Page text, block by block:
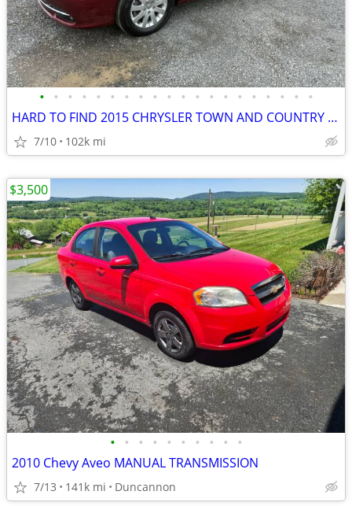
• • • • • • • • • • • • • • • • • • • •
HARD TO FIND 2015 CHRYSLER TOWN AND COUNTRY HANDICAP VAN
7/10 102k mi
• • • • • • • • • •
2010 Chevy Aveo MANUAL TRANSMISSION
7/13 141k mi Duncannon
$3,500